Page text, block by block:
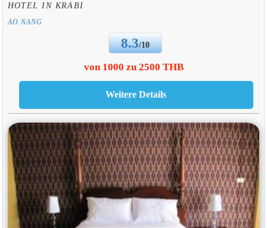
HOTEL IN KRABI
AO NANG
8.3/10
von 1000 zu 2500 THB